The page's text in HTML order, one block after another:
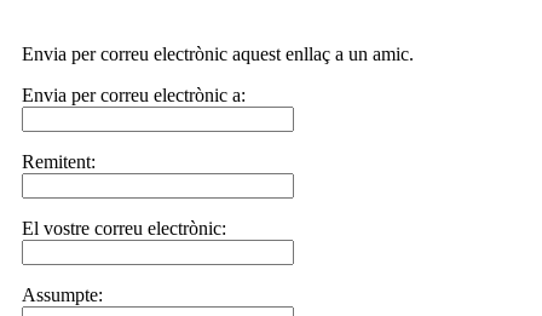
Envia per correu electrònic aquest enllaç a un amic.
Envia per correu electrònic a:
Remitent:
El vostre correu electrònic:
Assumpte: